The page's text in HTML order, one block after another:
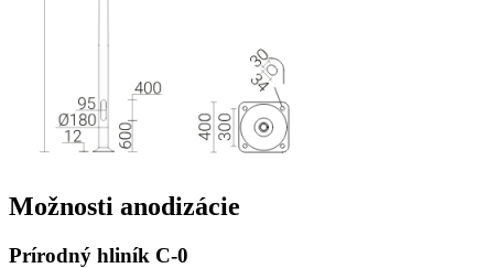
Možnosti anodizácie
Prírodný hliník C-0